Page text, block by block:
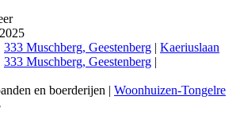
333 Muschberg, Geestenberg | Kaeriuslaan
333 Muschberg, Geestenberg |
en boerderijen | Woonhuizen-Tongelre